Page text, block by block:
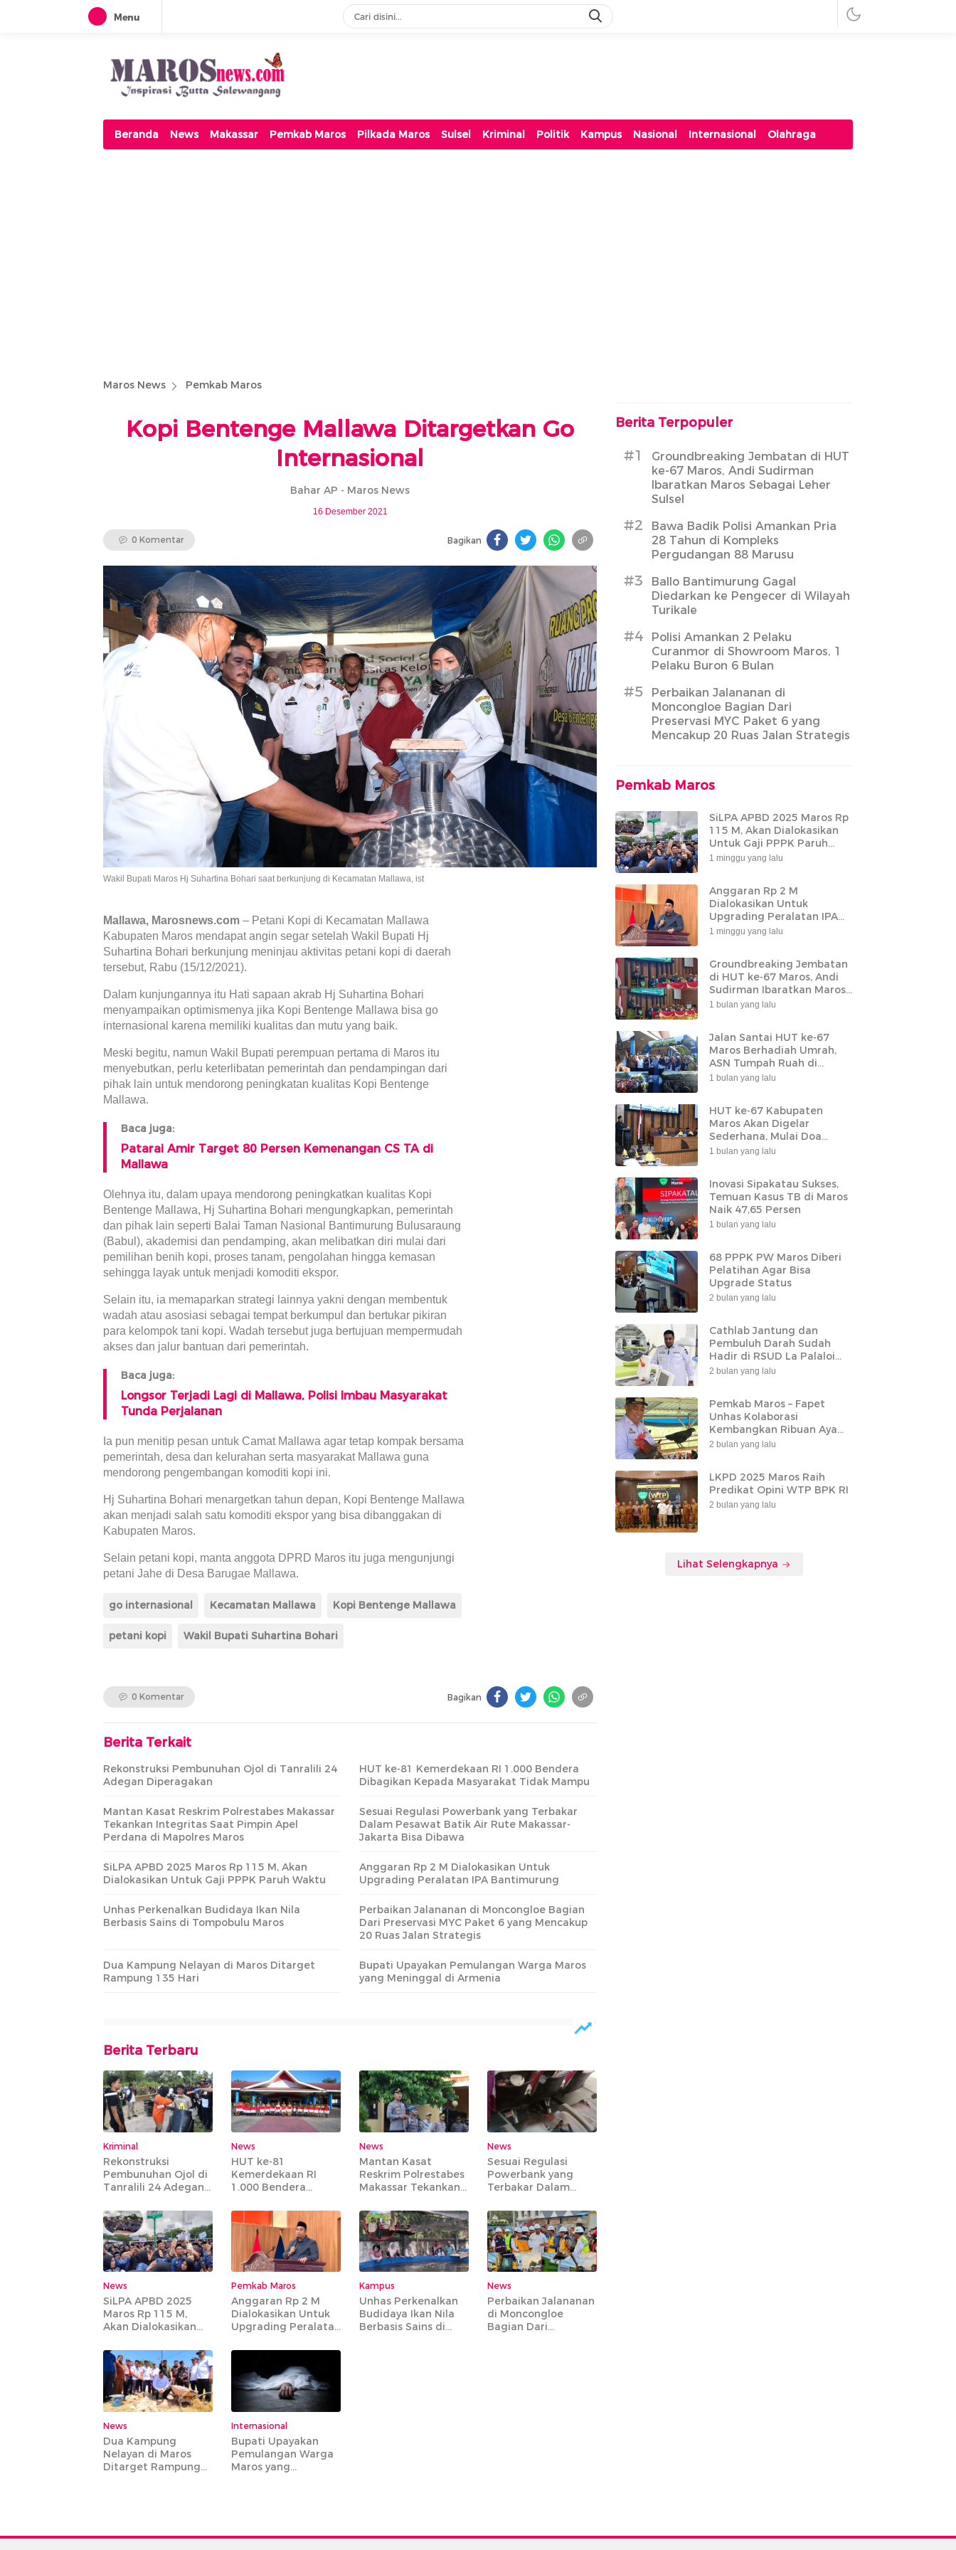
Menu
Maros News
Inspirasi Butta Salewangang
Beranda News Makassar Pemkab Maros Pilkada Maros Sulsel Kriminal Politik Kampus Nasional Internasional Olahraga
Maros News Pemkab Maros
Kopi Bentenge Mallawa Ditargetkan Go
Internasional
Bahar AP - Maros News
16 Desember 2021
0 Komentar Bagikan
Wakil Bupati Maros Hj Suhartina Bohari saat berkunjung di Kecamatan Mallawa, ist
Mallawa, Marosnews.com – Petani Kopi di Kecamatan Mallawa
Kabupaten Maros mendapat angin segar setelah Wakil Bupati Hj
Suhartina Bohari berkunjung meninjau aktivitas petani kopi di daerah
tersebut, Rabu (15/12/2021).
Dalam kunjungannya itu Hati sapaan akrab Hj Suhartina Bohari
menyampaikan optimismenya jika Kopi Bentenge Mallawa bisa go
internasional karena memiliki kualitas dan mutu yang baik.
Meski begitu, namun Wakil Bupati perempuan pertama di Maros itu
menyebutkan, perlu keterlibatan pemerintah dan pendampingan dari
pihak lain untuk mendorong peningkatan kualitas Kopi Bentenge
Mallawa.
Baca juga:
Patarai Amir Target 80 Persen Kemenangan CS TA di
Mallawa
Olehnya itu, dalam upaya mendorong peningkatkan kualitas Kopi
Bentenge Mallawa, Hj Suhartina Bohari mengungkapkan, pemerintah
dan pihak lain seperti Balai Taman Nasional Bantimurung Bulusaraung
(Babul), akademisi dan pendamping, akan melibatkan diri mulai dari
pemilihan benih kopi, proses tanam, pengolahan hingga kemasan
sehingga layak untuk menjadi komoditi ekspor.
Selain itu, ia memaparkan strategi lainnya yakni dengan membentuk
wadah atau asosiasi sebagai tempat berkumpul dan bertukar pikiran
para kelompok tani kopi. Wadah tersebut juga bertujuan mempermudah
akses dan jalur bantuan dari pemerintah.
Baca juga:
Longsor Terjadi Lagi di Mallawa, Polisi Imbau Masyarakat
Tunda Perjalanan
Ia pun menitip pesan untuk Camat Mallawa agar tetap kompak bersama
pemerintah, desa dan kelurahan serta masyarakat Mallawa guna
mendorong pengembangan komoditi kopi ini.
Hj Suhartina Bohari menargetkan tahun depan, Kopi Bentenge Mallawa
akan menjadi salah satu komoditi ekspor yang bisa dibanggakan di
Kabupaten Maros.
Selain petani kopi, manta anggota DPRD Maros itu juga mengunjungi
petani Jahe di Desa Barugae Mallawa.
go internasional Kecamatan Mallawa Kopi Bentenge Mallawa
petani kopi Wakil Bupati Suhartina Bohari
0 Komentar Bagikan
Berita Terkait
Rekonstruksi Pembunuhan Ojol di Tanralili 24
Adegan Diperagakan
HUT ke-81 Kemerdekaan RI 1.000 Bendera
Dibagikan Kepada Masyarakat Tidak Mampu
Mantan Kasat Reskrim Polrestabes Makassar
Tekankan Integritas Saat Pimpin Apel
Perdana di Mapolres Maros
Sesuai Regulasi Powerbank yang Terbakar
Dalam Pesawat Batik Air Rute Makassar-
Jakarta Bisa Dibawa
SiLPA APBD 2025 Maros Rp 115 M, Akan
Dialokasikan Untuk Gaji PPPK Paruh Waktu
Anggaran Rp 2 M Dialokasikan Untuk
Upgrading Peralatan IPA Bantimurung
Unhas Perkenalkan Budidaya Ikan Nila
Berbasis Sains di Tompobulu Maros
Perbaikan Jalananan di Moncongloe Bagian
Dari Preservasi MYC Paket 6 yang Mencakup
20 Ruas Jalan Strategis
Dua Kampung Nelayan di Maros Ditarget
Rampung 135 Hari
Bupati Upayakan Pemulangan Warga Maros
yang Meninggal di Armenia
Berita Terbaru
Kriminal
Rekonstruksi
Pembunuhan Ojol di
Tanralili 24 Adegan
News
HUT ke-81
Kemerdekaan RI
1.000 Bendera
Masyarakat Tidak
Mampu
News
Mantan Kasat
Reskrim Polrestabes
Makassar Tekankan
Pimpin Apel Perdana
di Mapolres Maros
News
Sesuai Regulasi
Powerbank yang
Terbakar Dalam
Rute Makassar-
Jakarta Bisa Dibawa
News
SiLPA APBD 2025
Maros Rp 115 M,
Akan Dialokasikan
Paruh Waktu
Pemkab Maros
Anggaran Rp 2 M
Dialokasikan Untuk
Upgrading Peralatan
Kampus
Unhas Perkenalkan
Budidaya Ikan Nila
Berbasis Sains di
News
Perbaikan Jalananan
di Moncongloe
Bagian Dari
News
Dua Kampung
Nelayan di Maros
Ditarget Rampung
Internasional
Bupati Upayakan
Pemulangan Warga
Maros yang
Berita Terpopuler
#1
Groundbreaking Jembatan di HUT
ke-67 Maros, Andi Sudirman
Ibaratkan Maros Sebagai Leher
Sulsel
#2
Bawa Badik Polisi Amankan Pria
28 Tahun di Kompleks
Pergudangan 88 Marusu
#3
Ballo Bantimurung Gagal
Diedarkan ke Pengecer di Wilayah
Turikale
#4
Polisi Amankan 2 Pelaku
Curanmor di Showroom Maros, 1
Pelaku Buron 6 Bulan
#5
Perbaikan Jalananan di
Moncongloe Bagian Dari
Preservasi MYC Paket 6 yang
Mencakup 20 Ruas Jalan Strategis
Pemkab Maros
SiLPA APBD 2025 Maros Rp
115 M, Akan Dialokasikan
Untuk Gaji PPPK Paruh
Waktu
1 minggu yang lalu
Anggaran Rp 2 M
Dialokasikan Untuk
Upgrading Peralatan IPA
Bantimurung
1 minggu yang lalu
Groundbreaking Jembatan
di HUT ke-67 Maros, Andi
Sudirman Ibaratkan Maros
Sebagai Leher Sulsel
1 bulan yang lalu
Jalan Santai HUT ke-67
Maros Berhadiah Umrah,
ASN Tumpah Ruah di
Lapangan Pallantikang
1 bulan yang lalu
HUT ke-67 Kabupaten
Maros Akan Digelar
Sederhana, Mulai Doa
Bersama hingga
1 bulan yang lalu
Inovasi Sipakatau Sukses,
Temuan Kasus TB di Maros
Naik 47,65 Persen
1 bulan yang lalu
68 PPPK PW Maros Diberi
Pelatihan Agar Bisa
Upgrade Status
2 bulan yang lalu
Cathlab Jantung dan
Pembuluh Darah Sudah
Hadir di RSUD La Palaloi
Maros
2 bulan yang lalu
Pemkab Maros – Fapet
Unhas Kolaborasi
Kembangkan Ribuan Ayam
Alope di Tompobulu
2 bulan yang lalu
LKPD 2025 Maros Raih
Predikat Opini WTP BPK RI
2 bulan yang lalu
Lihat Selengkapnya